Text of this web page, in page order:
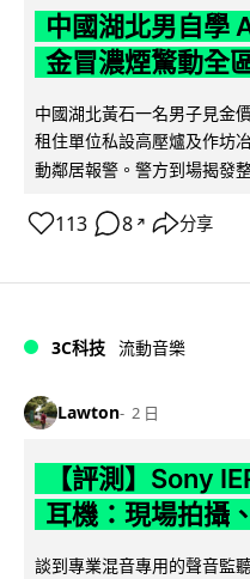
中國湖北男自學
金冒濃煙驚動全
中國湖北黃石一名男子見金
租住單位私設高壓爐及作坊
動鄰居報警。警方到場揭發
113 8 ↗ 分享
3C科技 流動音樂
Lawton 2 日
【評測】Sony
耳機：現場拍攝
談到專業混音專用的聲音監